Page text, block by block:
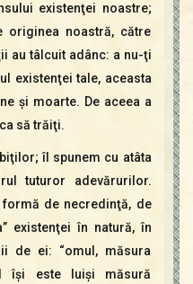
existenţei noastre;
noastră, către
au tâlcuit adânc: a nu-ţi
existenţei tale, aceasta
şi moarte. De aceea a
să trăiţi.
îl spunem cu atâta
tuturor adevărurilor.
de necredinţă, de
existenţei în natură, în
de ei: “omul, măsura
îşi este luişi măsură